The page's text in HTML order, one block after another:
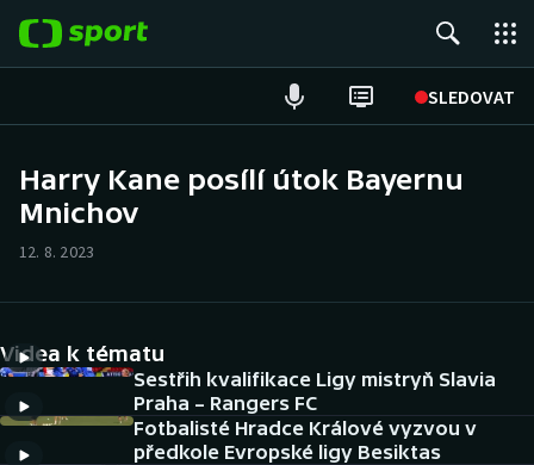
SLEDOVAT
Hokej
Cyklistika
DALŠÍ SPORTY
Harry Kane posílí útok Bayernu
Mnichov
12. 8. 2023
Videa k tématu
Sestřih kvalifikace Ligy mistryň Slavia
Praha – Rangers FC
Fotbalisté Hradce Králové vyzvou v
předkole Evropské ligy Besiktas